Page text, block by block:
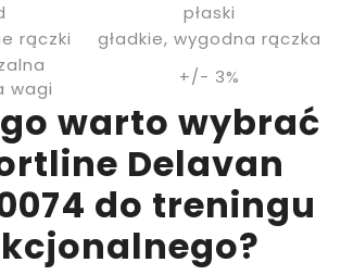
płaski
rączki
gładkie, wygodna rączka
wagi
+/- 3%
warto wybrać
Delavan
do treningu